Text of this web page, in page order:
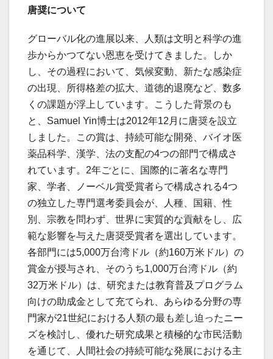
唐奨について
グローバル化の進展以来、人類は文明と科学の進
歩からかつてない恩恵を受けてきました。しか
し、その過程において、気候変動、新たな感染症
の出現、所得格差の拡大、道徳的退廃など、数多
くの課題が浮上しています。こうした背景のも
と、Samuel Yin博士は2012年12月に唐奨を設立
しました。この賞は、持続可能な開発、バイオ医
薬品科学、漢学、法の支配の4つの部門で構成さ
れています。2年ごとに、国際的に著名な専門
家、学者、ノーベル賞受賞者らで構成される4つ
の独立した専門選考委員会が、人種、国籍、性
別、宗教を問わず、世界に実質的な貢献をし、広
範な影響を与えた唐奨受賞者を選出しています。
各部門には5,000万台湾ドル（約160万米ドル）の
賞金が授与され、そのうち1,000万台湾ドル（約
32万米ドル）は、研究または教育普及プログラム
向けの助成金として充てられ、あらゆる分野の専
門家が21世紀における人類の最も差し迫ったニー
ズを検討し、優れた研究成果と積極的な市民活動
を通じて、人間社会の持続可能な発展における主